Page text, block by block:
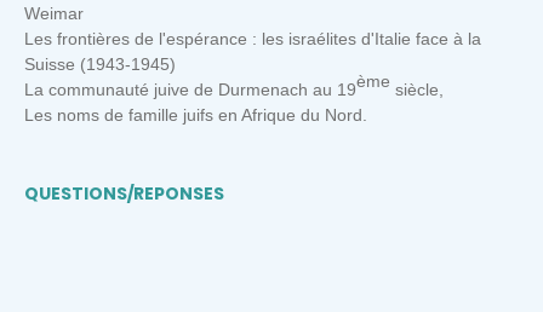
Weimar
Les frontières de l'espérance : les israélites d'Italie face à la
Suisse (1943-1945)
La communauté juive de Durmenach au 19ème siècle,
Les noms de famille juifs en Afrique du Nord.
QUESTIONS/REPONSES